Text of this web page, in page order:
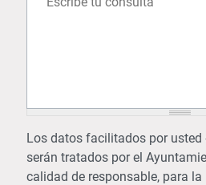
Los datos facilitados por
serán tratados por el
calidad de responsable, para